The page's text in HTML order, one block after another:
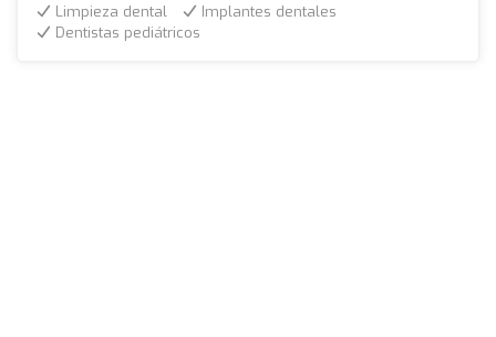
Limpieza dental
Implantes dentales
Dentistas pediátricos